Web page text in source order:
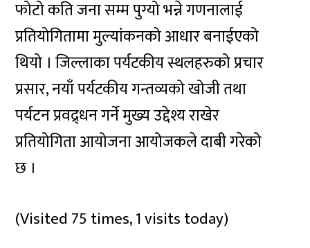
फोटो कति जना सम्म पुग्यो भन्ने गणनालाई
प्रतियोगितामा मुल्यांकनको आधार बनाईएको
थियो । जिल्लाका पर्यटकीय स्थलहरुको प्रचार
प्रसार, नयाँ पर्यटकीय गन्तव्यको खोजी तथा
पर्यटन प्रवद्र्धन गर्ने मुख्य उद्देश्य राखेर
प्रतियोगिता आयोजना आयोजकले दाबी गरेको
छ ।
(Visited 75 times, 1 visits today)